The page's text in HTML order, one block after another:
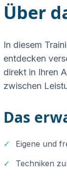
Über
In diesem
entdecken
direkt in Ihren
zwischen
Das
✓
Eigene und
✓
Techniken